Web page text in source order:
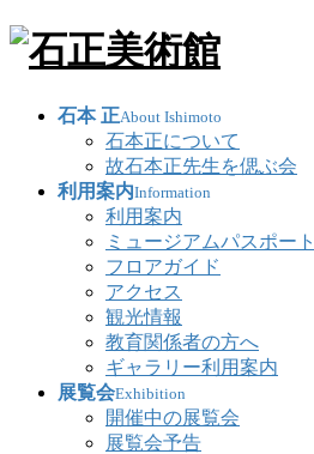
石本 正About Ishimoto
石本正について
故石本正先生を偲ぶ会
利用案内Information
利用案内
ミュージアムパスポート
フロアガイド
アクセス
観光情報
教育関係者の方へ
ギャラリー利用案内
展覧会Exhibition
開催中の展覧会
展覧会予告